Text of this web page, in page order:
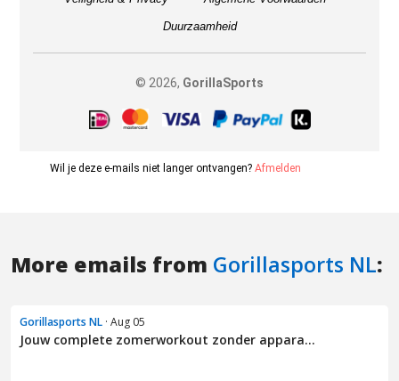
More emails from Gorillasports NL:
Gorillasports NL · Aug 05
Jouw complete zomerworkout zonder appara...